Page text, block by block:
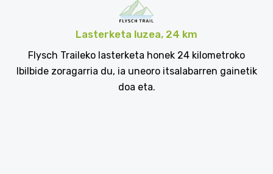
Lasterketa luzea, 24 km
Flysch Traileko lasterketa honek 24 kilometroko
Ibilbide zoragarria du, ia uneoro itsalabarren gainetik
doa eta.